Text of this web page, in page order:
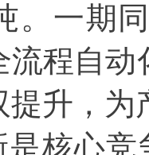
。一期
流程自
提升，为
核心竞